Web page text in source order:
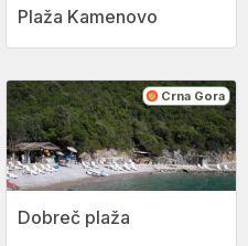
Plaža Kamenovo
Crna Gora
Dobreč plaža